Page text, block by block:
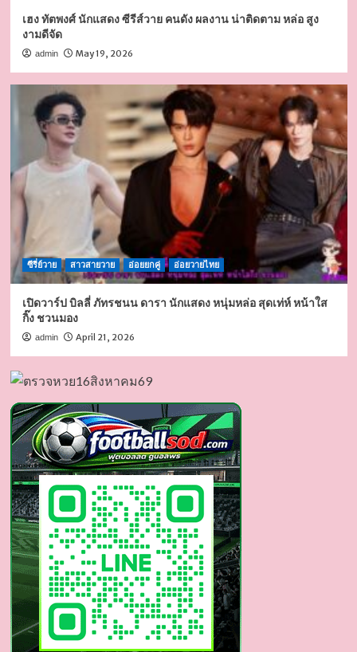
เฮง ทัตพงศ์ นักแสดง ซีรีส์วาย คนดัง ผลงาน น่าติดตาม หล่อ สูง
งามดีจัด
admin May 19, 2026
ซีรี่ย์วาย สาวสายวาย อ่อยยกคู่ อ่อยวายไทย
เปิดวาร์ป บิลลี่ ภัทรชนน ดารา นักแสดง หนุ่มหล่อ สุดเท่ห์ หน้าใส
กิ๊ง ชวนมอง
admin April 21, 2026